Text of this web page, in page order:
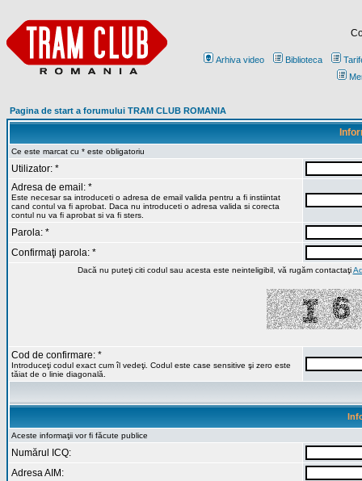
Arhiva video Biblioteca
Pagina de start a forumului TRAM CLUB ROMANIA
Ce este marcat cu * este obligatoriu
Utilizator: *
Adresa de email: *
Este necesar sa introduceti o adresa de email valida pentru a fi instiintat
cand contul va fi aprobat. Daca nu introduceti o adresa valida si corecta
contul nu va fi aprobat si va fi sters.
Parola: *
Confirmaţi parola: *
Dacă nu puteţi citi codul sau acesta este neinteligibil, vă rugăm contactaţi
Cod de confirmare: *
Introduceţi codul exact cum îl vedeţi. Codul este case sensitive şi zero este
tăiat de o linie diagonală.
Aceste informaţii vor fi făcute publice
Numărul ICQ:
Adresa AIM: